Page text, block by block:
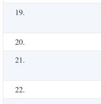
19.
20.
21.
22.